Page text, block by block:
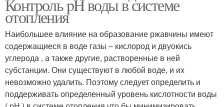
Контроль pH воды в системе
отопления
Наибольшее влияние на образование ржавчины имеют
содержащиеся в воде газы – кислород и двуокись
углерода , а также другие, растворенные в ней
субстанции. Они существуют в любой воде, и их
невозможно удалить. Поэтому следует определить и
поддерживать определенный уровень кислотности воды